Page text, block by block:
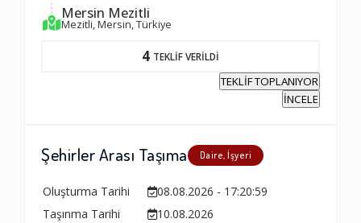
Mersin Mezitli
Mezitli, Mersin, Türkiye
4 TEKLİF VERİLDİ
TEKLİF TOPLANIYOR
İNCELE
Şehirler Arası Taşıma Daire, İşyeri
Oluşturma Tarihi
08.08.2026 - 17:20:59
Taşınma Tarihi
10.08.2026